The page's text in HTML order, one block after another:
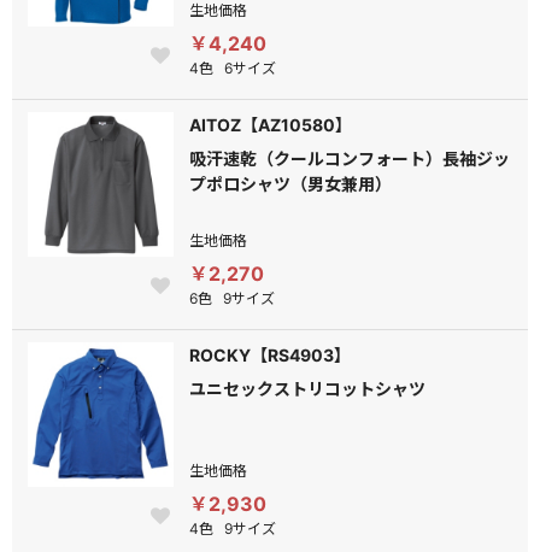
生地価格
￥4,240
4色 6サイズ
AITOZ【AZ10580】
吸汗速乾（クールコンフォート）長袖ジッ
プポロシャツ（男女兼用）
生地価格
￥2,270
6色 9サイズ
ROCKY【RS4903】
ユニセックストリコットシャツ
生地価格
￥2,930
4色 9サイズ